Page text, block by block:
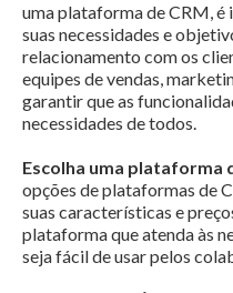
uma plataforma de CRM, é
suas necessidades e
relacionamento com os
equipes de vendas,
garantir que as
necessidades de todos.
Escolha uma plataforma
opções de plataformas de
suas características e
plataforma que atenda às
seja fácil de usar pelos